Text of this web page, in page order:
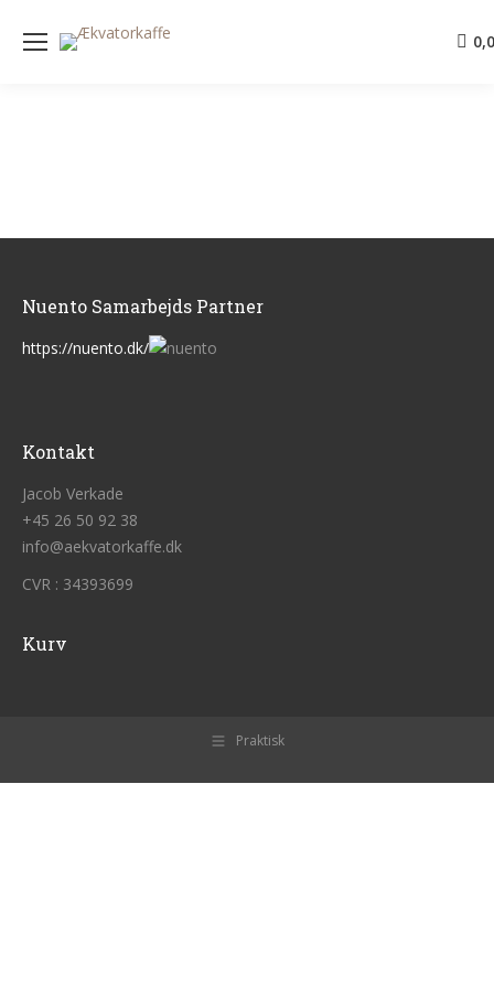
Nuento Samarbejds Partner
https://nuento.dk/
Kontakt
Jacob Verkade
+45 26 50 92 38
info@aekvatorkaffe.dk
CVR : 34393699
Kurv
Praktisk